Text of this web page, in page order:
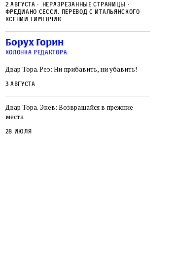
смерти, но и скрывали от населения соседних
городов, сколько узников погибало каждый
2 августа
Неразрезанные страницы
Фредиано Сесси. Перевод с итальянского
Ксении Тименчик
Борух Горин
колонка редактора
Двар Тора. Реэ: Ни прибавить, ни убавить!
3 августа
Двар Тора. Экев: Возвращайся в прежние
места
28 июля